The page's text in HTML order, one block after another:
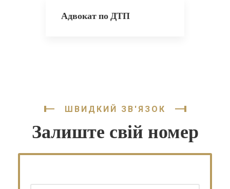
Адвокат по ДТП
ШВИДКИЙ ЗВ'ЯЗОК
Залиште свій номер